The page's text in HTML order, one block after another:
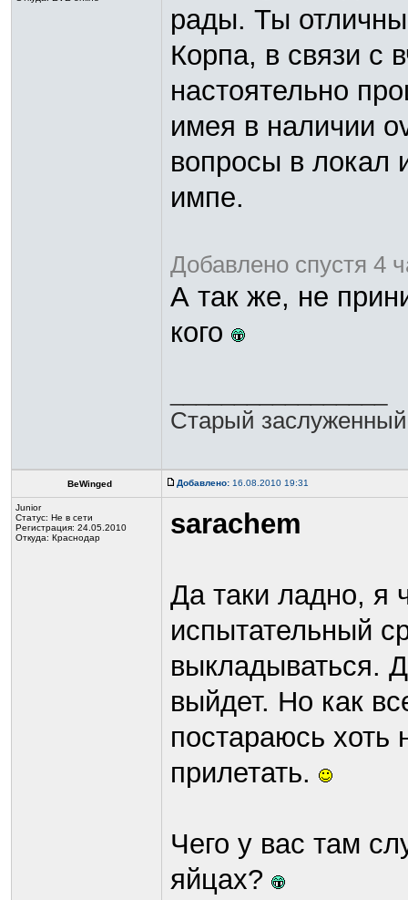
рады. Ты
Корпа, в связи с
настоятельно
имея в наличии
вопросы в локал
импе.
Добавлено спустя 4
А так же, не
кого
Старый заслуженный
BeWinged Добавлено: 16.08.2010 19:31
Junior
Статус: Не в сети
Регистрация: 24.05.2010
Откуда: Краснодар
sarachem
Да таки ладно, я
испытательный
выкладываться.
выйдет. Но как
постараюсь хоть
прилетать.
Чего у вас там
яйцах?